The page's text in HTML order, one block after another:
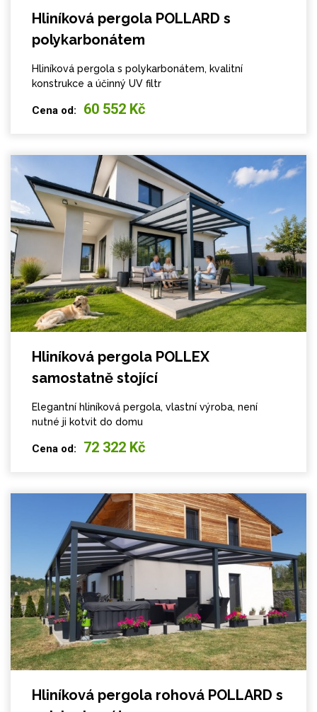
Hliníková pergola POLLARD s
polykarbonátem
Hliníková pergola s polykarbonátem, kvalitní
konstrukce a účinný UV filtr
Cena od: 60 552 Kč
Hliníková pergola POLLEX
samostatně stojící
Elegantní hliníková pergola, vlastní výroba, není
nutné ji kotvit do domu
Cena od: 72 322 Kč
Hliníková pergola rohová POLLARD s